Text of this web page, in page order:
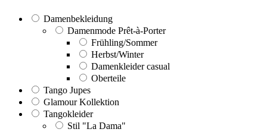
Damenbekleidung
Damenmode Prêt-à-Porter
Frühling/Sommer
Herbst/Winter
Damenkleider casual
Oberteile
Tango Jupes
Glamour Kollektion
Tangokleider
Stil "La Dama"